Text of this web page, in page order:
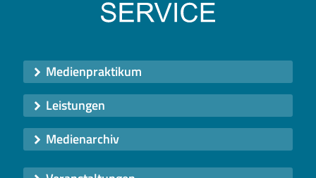
Medienpraktikum
Leistungen
Medienarchiv